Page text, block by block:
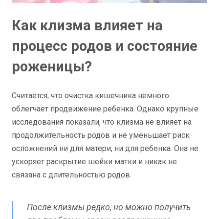
Как клизма влияет на
процесс родов и состояние
роженицы?
Считается, что очистка кишечника немного
облегчает продвижение ребенка. Однако крупные
исследования показали, что клизма не влияет на
продолжительность родов и не уменьшает риск
осложнений ни для матери, ни для ребенка. Она не
ускоряет раскрытие шейки матки и никак не
связана с длительностью родов.
После клизмы редко, но можно получить